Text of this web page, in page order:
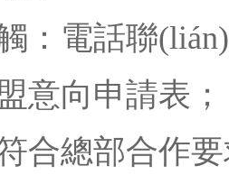
：電話聯
意向申請表；
合總部合作